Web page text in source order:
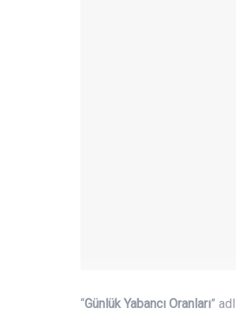
“Günlük Yabancı Oranları”